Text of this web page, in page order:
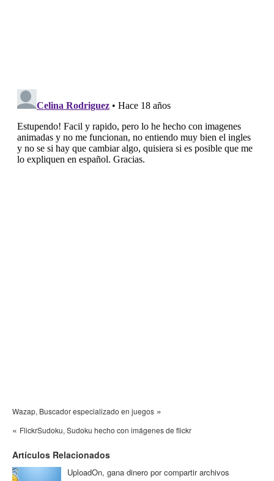
Wazap, Buscador especializado en juegos »
« FlickrSudoku, Sudoku hecho con imágenes de flickr
Artículos Relacionados
UploadOn, gana dinero por compartir archivos